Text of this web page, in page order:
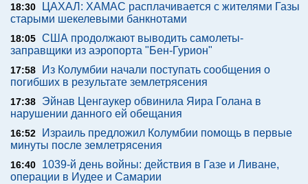
18:30
ЦАХАЛ: ХАМАС расплачивается с жителями Газы
старыми шекелевыми банкнотами
18:05 США продолжают выводить самолеты-
заправщики из аэропорта "Бен-Гурион"
17:58
Из Колумбии начали поступать сообщения о
погибших в результате землетрясения
17:38
Эйнав Ценгаукер обвинила Яира Голана в
нарушении данного ей обещания
16:52
Израиль предложил Колумбии помощь в первые
минуты после землетрясения
16:40
1039-й день войны: действия в Газе и Ливане,
операции в Иудее и Самарии